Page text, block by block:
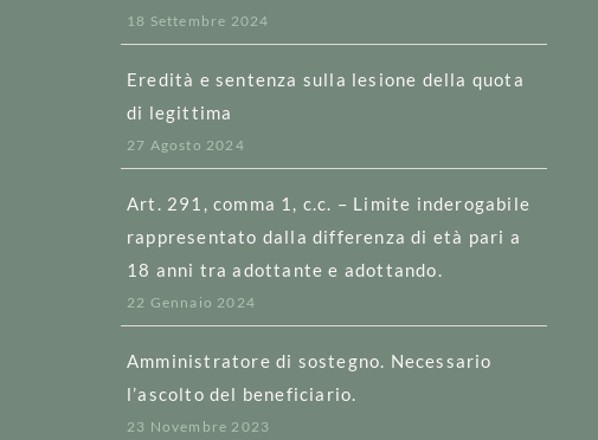
18 Settembre 2024
Eredità e sentenza sulla lesione della quota
di legittima
27 Agosto 2024
Art. 291, comma 1, c.c. – Limite inderogabile
rappresentato dalla differenza di età pari a
18 anni tra adottante e adottando.
22 Gennaio 2024
Amministratore di sostegno. Necessario
l’ascolto del beneficiario.
23 Novembre 2023